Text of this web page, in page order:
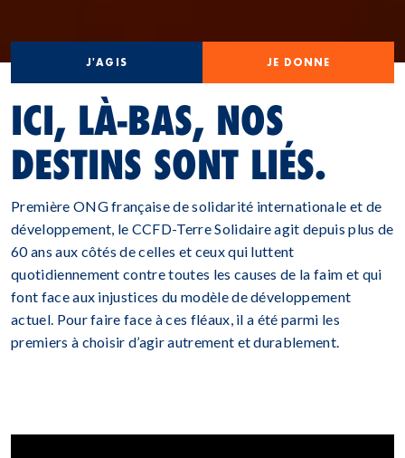
J'AGIS JE DONNE
ICI, LÀ-BAS, NOS
DESTINS SONT LIÉS.
Première ONG française de solidarité internationale et de
développement, le CCFD-Terre Solidaire agit depuis plus de
60 ans aux côtés de celles et ceux qui luttent
quotidiennement contre toutes les causes de la faim et qui
font face aux injustices du modèle de développement
actuel. Pour faire face à ces fléaux, il a été parmi les
premiers à choisir d’agir autrement et durablement.